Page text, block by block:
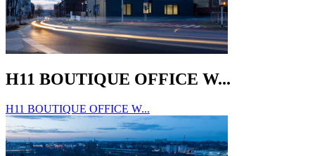
H11 BOUTIQUE OFFICE W...
H11 BOUTIQUE OFFICE W...